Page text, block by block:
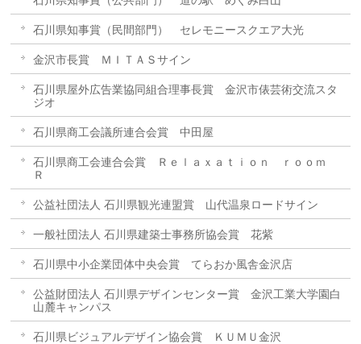
石川県知事賞（民間部門） セレモニースクエア大光
金沢市長賞 ＭＩＴＡＳサイン
石川県屋外広告業協同組合理事長賞 金沢市俵芸術交流スタ
ジオ
石川県商工会議所連合会賞 中田屋
石川県商工会連合会賞 Ｒｅｌａｘａｔｉｏｎ ｒｏｏｍ
Ｒ
公益社団法人 石川県観光連盟賞 山代温泉ロードサイン
一般社団法人 石川県建築士事務所協会賞 花紫
石川県中小企業団体中央会賞 てらおか風舎金沢店
公益財団法人 石川県デザインセンター賞 金沢工業大学園白
山麓キャンパス
石川県ビジュアルデザイン協会賞 ＫＵＭＵ金沢